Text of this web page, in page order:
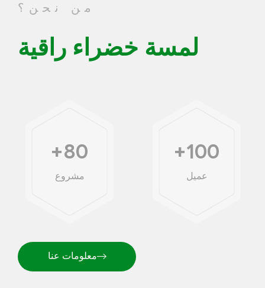
من نحن؟
لمسة خضراء راقية
+80
مشروع
+100
عميل
معلومات عنا